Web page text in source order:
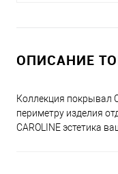
ОПИСАНИЕ
Коллекция покрывал
периметру изделия
CAROLINE эстетика